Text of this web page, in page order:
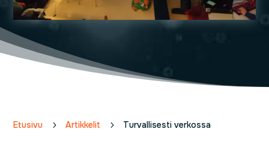
Etusivu 5 Artikkelit 5 Turvallisesti verkossa